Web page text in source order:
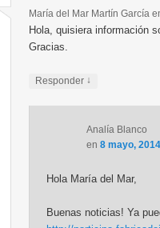
María del Mar Martín García
Hola, quisiera información
Gracias.
Responder ↓
Analía Blanco
en 8 mayo,
Hola María del Mar,
Buenas noticias! Ya